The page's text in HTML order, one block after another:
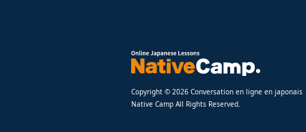
Copyright © 2026 Conversation en ligne en japonais
Native Camp All Rights Reserved.